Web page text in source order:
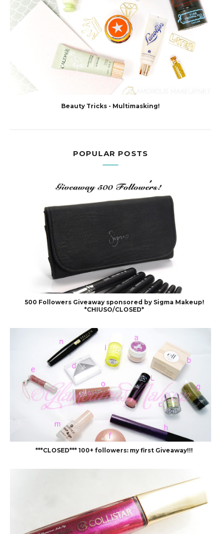
Beauty Tricks - Multimasking!
POPULAR POSTS
500 Followers Giveaway sponsored by Sigma Makeup!
*CHIUSO/CLOSED*
***CLOSED*** 100+ followers: my first Giveaway!!!